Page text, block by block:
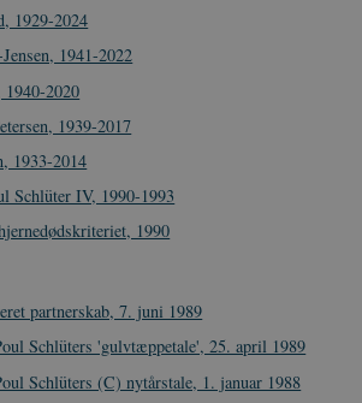
1929-2024
1941-2022
2020
1939-2017
1933-2014
Schlüter IV, 1990-1993
1990
partnerskab, 7. juni 1989
Schlüters 'gulvtæppetale', 25. april 1989
Schlüters (C) nytårstale, 1. januar 1988